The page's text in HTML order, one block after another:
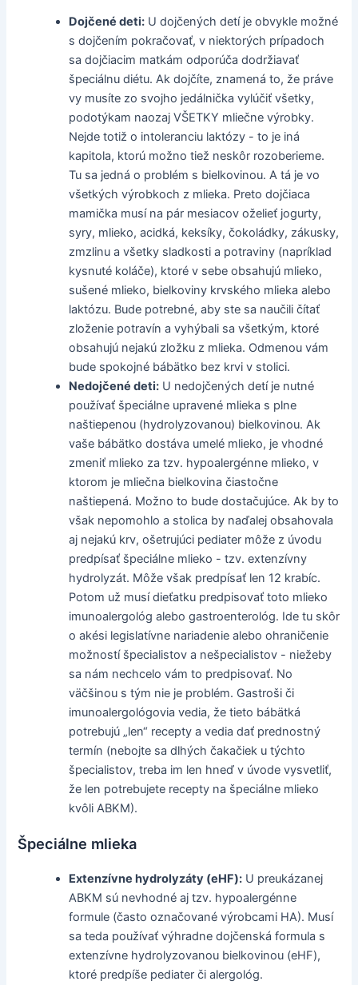
Dojčené deti: U dojčených detí je obvykle možné
s dojčením pokračovať, v niektorých prípadoch
sa dojčiacim matkám odporúča dodržiavať
špeciálnu diétu. Ak dojčíte, znamená to, že práve
vy musíte zo svojho jedálnička vylúčiť všetky,
podotýkam naozaj VŠETKY mliečne výrobky.
Nejde totiž o intoleranciu laktózy - to je iná
kapitola, ktorú možno tiež neskôr rozoberieme.
Tu sa jedná o problém s bielkovinou. A tá je vo
všetkých výrobkoch z mlieka. Preto dojčiaca
mamička musí na pár mesiacov oželieť jogurty,
syry, mlieko, acidká, keksíky, čokoládky, zákusky,
zmzlinu a všetky sladkosti a potraviny (napríklad
kysnuté koláče), ktoré v sebe obsahujú mlieko,
sušené mlieko, bielkoviny krvského mlieka alebo
laktózu. Bude potrebné, aby ste sa naučili čítať
zloženie potravín a vyhýbali sa všetkým, ktoré
obsahujú nejakú zložku z mlieka. Odmenou vám
bude spokojné bábätko bez krvi v stolici.
Nedojčené deti: U nedojčených detí je nutné
používať špeciálne upravené mlieka s plne
naštiepenou (hydrolyzovanou) bielkovinou. Ak
vaše bábätko dostáva umelé mlieko, je vhodné
zmeniť mlieko za tzv. hypoalergénne mlieko, v
ktorom je mliečna bielkovina čiastočne
naštiepená. Možno to bude dostačujúce. Ak by to
však nepomohlo a stolica by naďalej obsahovala
aj nejakú krv, ošetrujúci pediater môže z úvodu
predpísať špeciálne mlieko - tzv. extenzívny
hydrolyzát. Môže však predpísať len 12 krabíc.
Potom už musí dieťatku predpisovať toto mlieko
imunoalergológ alebo gastroenterológ. Ide tu skôr
o akési legislatívne nariadenie alebo ohraničenie
možností špecialistov a nešpecialistov - niežeby
sa nám nechcelo vám to predpisovať. No
väčšinou s tým nie je problém. Gastroši či
imunoalergológovia vedia, že tieto bábätká
potrebujú „len“ recepty a vedia dať prednostný
termín (nebojte sa dlhých čakačiek u týchto
špecialistov, treba im len hneď v úvode vysvetliť,
že len potrebujete recepty na špeciálne mlieko
kvôli ABKM).
Špeciálne mlieka
Extenzívne hydrolyzáty (eHF): U preukázanej
ABKM sú nevhodné aj tzv. hypoalergénne
formule (často označované výrobcami HA). Musí
sa teda používať výhradne dojčenská formula s
extenzívne hydrolyzovanou bielkovinou (eHF),
ktoré predpíše pediater či alergológ.